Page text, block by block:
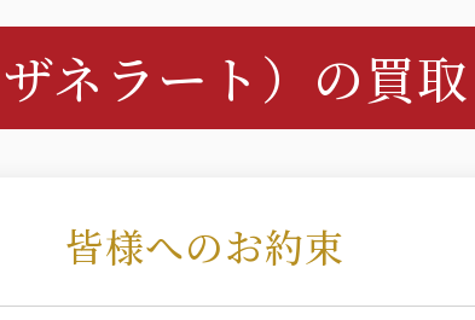
ネラート）の買
皆様へのお約束